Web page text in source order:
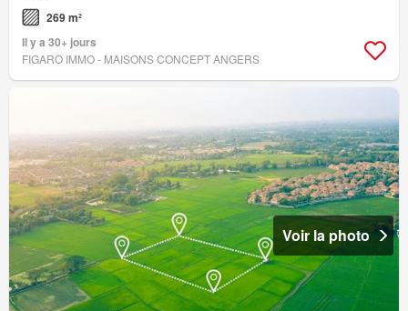
269 m²
Il y a 30+ jours
FIGARO IMMO - MAISONS CONCEPT ANGERS
Voir la photo